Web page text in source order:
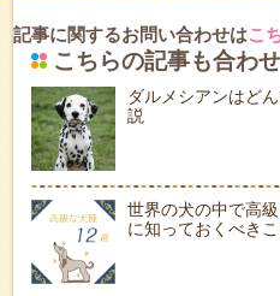
記事に関するお問い合わせはこ
こちらの記事も合わ
ダルメシアンはど
説
世界の犬の中で高
に知っておくべきこ